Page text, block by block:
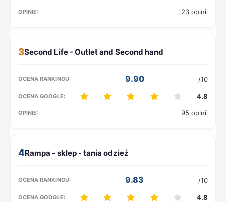
23 opinii
3
9.90 /10
4.8
95 opinii
4
9.83 /10
4.8